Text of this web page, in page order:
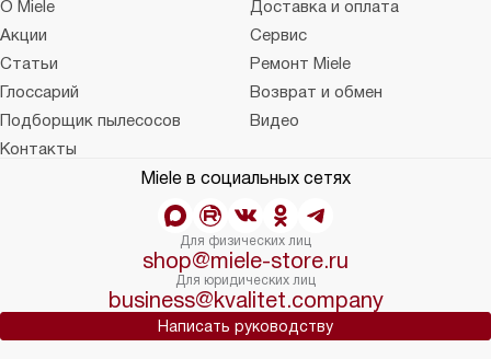
О Miele
Доставка и оплата
Акции
Сервис
Статьи
Ремонт Miele
Глоссарий
Возврат и обмен
Подборщик пылесосов
Видео
Контакты
Miele в социальных сетях
Для физических лиц
shop@miele-store.ru
Для юридических лиц
business@kvalitet.company
Написать руководству